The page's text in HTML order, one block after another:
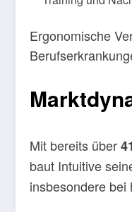
Ergonomische
Mit bereits über
baut Intuitive
insbesondere